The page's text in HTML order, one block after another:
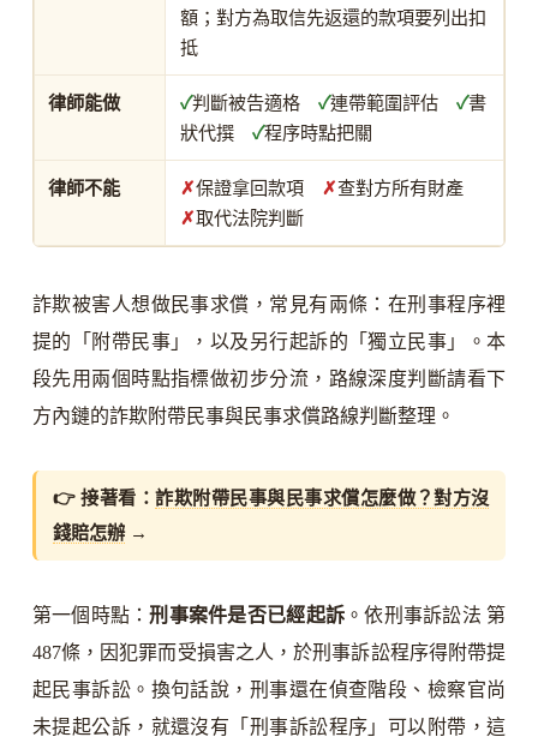
額；對方為取信先返還的款項要列出扣
抵
律師能做 ✓判斷被告適格✓連帶範圍評估✓書
狀代撰✓程序時點把關
律師不能 ✗保證拿回款項 ✗查對方所有財產
✗取代法院判斷
詐欺被害人想做民事求償，常見有兩條：在刑事程序裡
提的「附帶民事」，以及另行起訴的「獨立民事」。本
段先用兩個時點指標做初步分流，路線深度判斷請看下
方內鏈的詐欺附帶民事與民事求償路線判斷整理。
👉 接著看：詐欺附帶民事與民事求償怎麼做？對方沒
錢賠怎辦→
第一個時點：刑事案件是否已經起訴 。依刑事訴訟法 第
487條，因犯罪而受損害之人，於刑事訴訟程序得附帶提
起民事訴訟。換句話說，刑事還在偵查階段、檢察官尚
未提起公訴，就還沒有「刑事訴訟程序」可以附帶，這